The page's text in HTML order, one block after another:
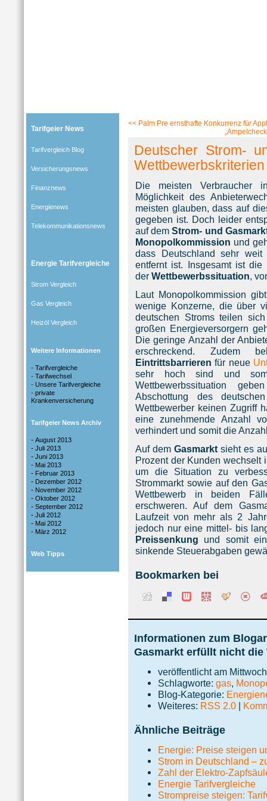
Tarifgeier News
Tarifvergleich Blog
Versicherungsnews
Finanznews
Energienews
Telekommunikationsnews
Energie Tarifvergleiche
Strom Vergleich
Gas Vergleich
Heizöl Vergleich
Weitere Informationen
- Tarifvergleiche
- Tarifwechsel
- Unsere Tarifvergleiche
- private
Krankenversicherung
Tarifgeier News Archiv
- August 2013
- Juli 2013
- Juni 2013
- Mai 2013
- Februar 2013
- Dezember 2012
- November 2012
- Oktober 2012
- September 2012
- Juli 2012
- Mai 2012
- März 2012
Web Tipps
<< Palm Pre ernsthafte Konkurrenz für
Deutscher Strom-
Wettbewerbskriterien
Die meisten Verbraucher
Möglichkeit des
meisten glauben, dass auf
gegeben ist. Doch leider
auf demStrom- und
Monopolkommission und
dass Deutschland sehr weit
entfernt ist. Insgesamt ist die
der Wettbewerbssituation,
Laut Monopolkommission
wenige Konzerne, die über
deutschen Stroms teilen
großen Energieversorgern
Die geringe Anzahl der
erschreckend. Zudem
Eintrittsbarrieren für neue
sehr hoch sind und
Wettbewerbssituation
Abschottung des
Wettbewerber keinen Zugriff
eine zunehmende Anzahl
verhindert und somit die
Auf dem Gasmarkt sieht es
Prozent der Kunden wechselt
um die Situation zu
Strommarkt sowie auf den
Wettbewerb in beiden
erschweren. Auf dem
Laufzeit von mehr als 2
jedoch nur eine mittel- bis
Preissenkung und somit
sinkende Steuerabgaben
Bookmarken bei
Informationen zum
Gasmarkt erfüllt nicht
veröffentlicht am
Schlagworte: gas,
Blog-Kategorie:
Weiteres: RSS 2.0 |
Ähnliche Beiträge
Energie: Preise steigen
Strom in Deutschland –
Zahl der Elektro-
Energie Tarifvergleiche
Strompreise steigen: